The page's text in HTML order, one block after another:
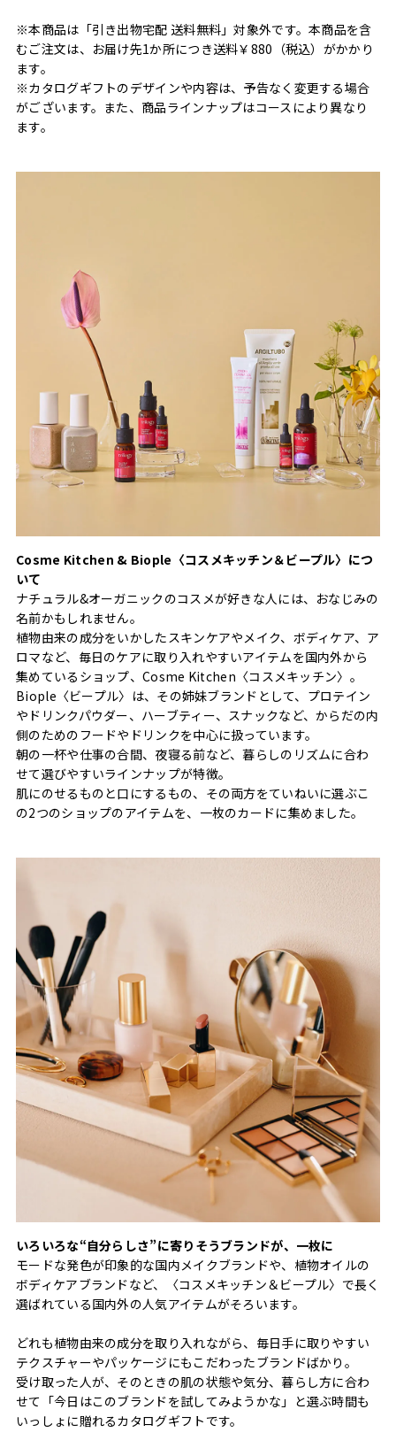
※本商品は「引き出物宅配 送料無料」対象外です。本商品を含
むご注文は、お届け先1か所につき送料￥880（税込）がかかり
ます。
※カタログギフトのデザインや内容は、予告なく変更する場合
がございます。また、商品ラインナップはコースにより異なり
ます。
Cosme Kitchen & Biople〈コスメキッチン＆ビープル〉につ
いて
ナチュラル&オーガニックのコスメが好きな人には、おなじみの
名前かもしれません。
植物由来の成分をいかしたスキンケアやメイク、ボディケア、ア
ロマなど、毎日のケアに取り入れやすいアイテムを国内外から
集めているショップ、Cosme Kitchen〈コスメキッチン〉。
Biople〈ビープル〉は、その姉妹ブランドとして、プロテイン
やドリンクパウダー、ハーブティー、スナックなど、からだの内
側のためのフードやドリンクを中心に扱っています。
朝の一杯や仕事の合間、夜寝る前など、暮らしのリズムに合わ
せて選びやすいラインナップが特徴。
肌にのせるものと口にするもの、その両方をていねいに選ぶこ
の2つのショップのアイテムを、一枚のカードに集めました。
いろいろな“自分らしさ”に寄りそうブランドが、一枚に
モードな発色が印象的な国内メイクブランドや、植物オイルの
ボディケアブランドなど、〈コスメキッチン＆ビープル〉で長く
選ばれている国内外の人気アイテムがそろいます。
どれも植物由来の成分を取り入れながら、毎日手に取りやすい
テクスチャーやパッケージにもこだわったブランドばかり。
受け取った人が、そのときの肌の状態や気分、暮らし方に合わ
せて「今日はこのブランドを試してみようかな」と選ぶ時間も
いっしょに贈れるカタログギフトです。